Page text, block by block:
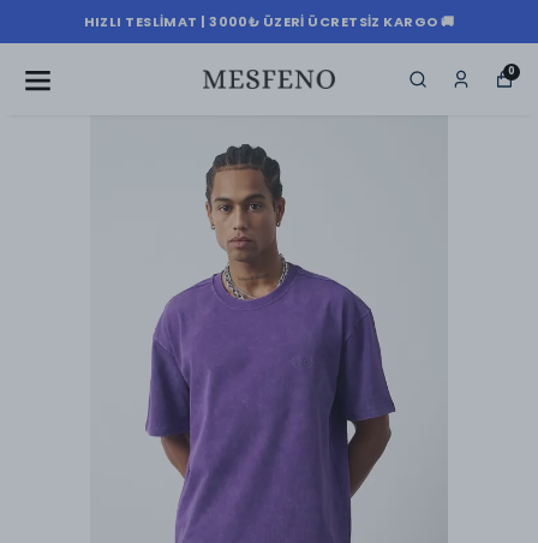
HIZLI TESLIMAT | 3000₺ ÜZERI ÜCRETSIZ KARGO 🚚
0